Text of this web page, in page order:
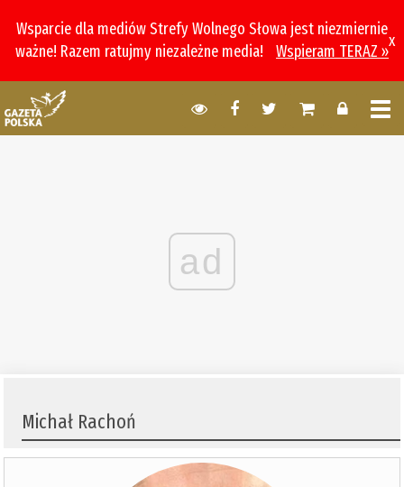
Wsparcie dla mediów Strefy Wolnego Słowa jest niezmiernie
ważne! Razem ratujmy niezależne media!
Wspieram TERAZ »
x
ad
Michał Rachoń